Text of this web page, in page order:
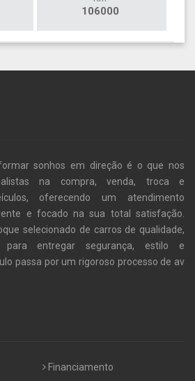
106000
sonhos em direção é o que nos
na compra, venda, troca e
oferecendo um atendimento
e focado na sua total satisfação.
selecionado de carros de qualidade,
para entregar segurança, estilo e
passa por um rigoroso processo de av
Financiamento